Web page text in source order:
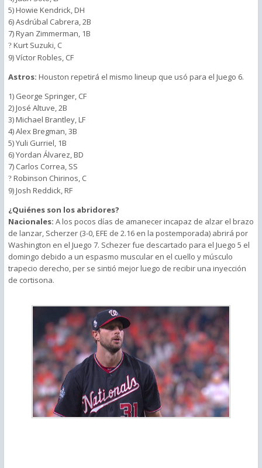
5) Howie Kendrick, DH
6) Asdrúbal Cabrera, 2B
7) Ryan Zimmerman, 1B
? Kurt Suzuki, C
9) Víctor Robles, CF
Astros: Houston repetirá el mismo lineup que usó para el Juego 6.
1) George Springer, CF
2) José Altuve, 2B
3) Michael Brantley, LF
4) Alex Bregman, 3B
5) Yuli Gurriel, 1B
6) Yordan Álvarez, BD
7) Carlos Correa, SS
? Robinson Chirinos, C
9) Josh Reddick, RF
¿Quiénes son los abridores?
Nacionales: A los pocos días de amanecer incapaz de alzar el brazo
de lanzar, Scherzer (3-0, EFE de 2.16 en la postemporada) abrirá por
Washington en el Juego 7. Schezer fue descartado para el Juego 5 el
domingo debido a un espasmo muscular en el cuello y músculo
trapecio derecho, per se sintió mejor luego de recibir una inyección
de cortisona.